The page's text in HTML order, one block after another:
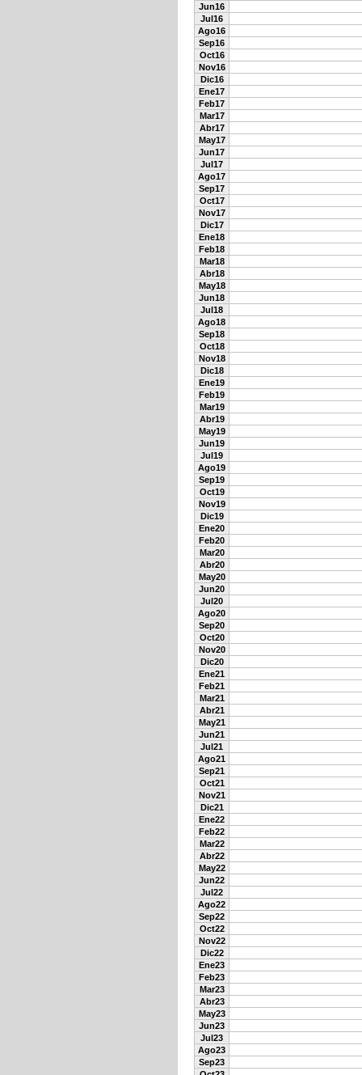
Jun16
Jul16
Ago16
Sep16
Oct16
Nov16
Dic16
Ene17
Feb17
Mar17
Abr17
May17
Jun17
Jul17
Ago17
Sep17
Oct17
Nov17
Dic17
Ene18
Feb18
Mar18
Abr18
May18
Jun18
Jul18
Ago18
Sep18
Oct18
Nov18
Dic18
Ene19
Feb19
Mar19
Abr19
May19
Jun19
Jul19
Ago19
Sep19
Oct19
Nov19
Dic19
Ene20
Feb20
Mar20
Abr20
May20
Jun20
Jul20
Ago20
Sep20
Oct20
Nov20
Dic20
Ene21
Feb21
Mar21
Abr21
May21
Jun21
Jul21
Ago21
Sep21
Oct21
Nov21
Dic21
Ene22
Feb22
Mar22
Abr22
May22
Jun22
Jul22
Ago22
Sep22
Oct22
Nov22
Dic22
Ene23
Feb23
Mar23
Abr23
May23
Jun23
Jul23
Ago23
Sep23